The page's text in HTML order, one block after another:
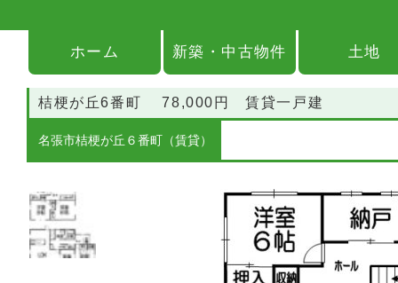
ホーム 新築・中古物件 土地
桔梗が丘6番町 78,000円 賃貸一戸建
名張市桔梗が丘６番町（賃貸）